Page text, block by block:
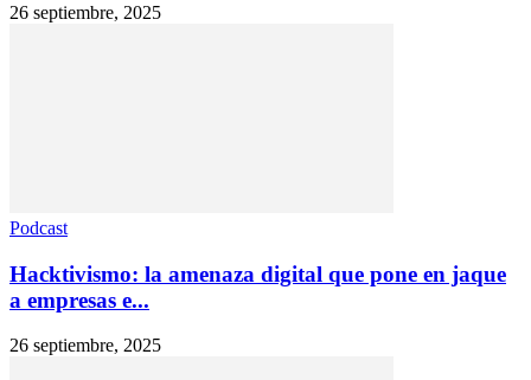
26 septiembre, 2025
Podcast
Hacktivismo: la amenaza digital que pone en jaque
a empresas e...
26 septiembre, 2025